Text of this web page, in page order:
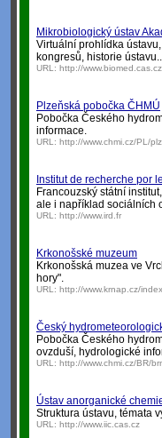
Mikrobiologický ústav
Virtuální prohlídka
kongresů, historie
URL: http://
Plzeňská pobočka ČHMÚ
Pobočka Českého
informace.
URL: http://www.chmi.cz/PL/
Institut de recherche por
Francouzský státní
ale i například sociálních
URL: http://www.ird.fr
Krkonošské muzeum
Krkonošská muzea ve
hory".
URL: http://www.krnap.cz/
Český
Pobočka Českého
ovzduší, hydrologické
URL: http://www.chmi.cz/BR/
Ústav anorganické
Struktura ústavu, témata
URL: http://www.iic.cas.cz